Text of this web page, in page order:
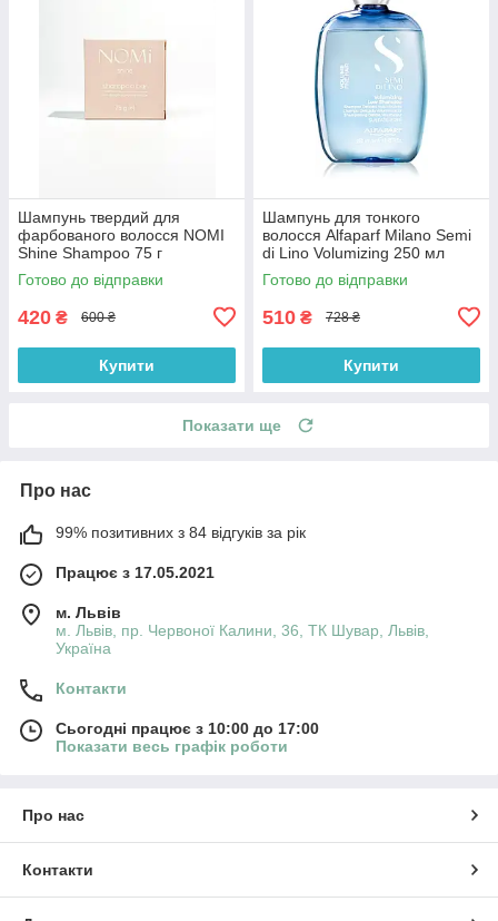
Шампунь твердий для
фарбованого волосся NOMI
Shine Shampoo 75 г
Готово до відправки
420 ₴ 600 ₴
Купити
Шампунь для тонкого
волосся Alfaparf Milano Semi
di Lino Volumizing 250 мл
Готово до відправки
510 ₴ 728 ₴
Купити
Показати ще
Про нас
99% позитивних з 84 відгуків за рік
Працює з 17.05.2021
м. Львів
м. Львів, пр. Червоної Калини, 36, ТК Шувар, Львів,
Україна
Контакти
Сьогодні працює з 10:00 до 17:00
Показати весь графік роботи
Про нас
Контакти